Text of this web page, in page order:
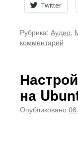
Twitter
Рубрика: Аудио,
комментарий
на
Опубликовано